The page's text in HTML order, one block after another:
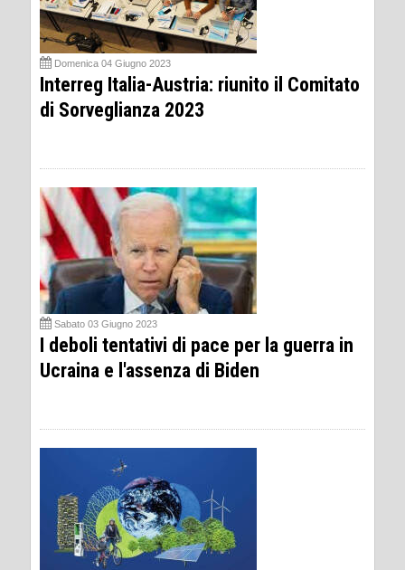
Domenica 04 Giugno 2023
Interreg Italia-Austria: riunito il Comitato
di Sorveglianza 2023
Sabato 03 Giugno 2023
I deboli tentativi di pace per la guerra in
Ucraina e l'assenza di Biden